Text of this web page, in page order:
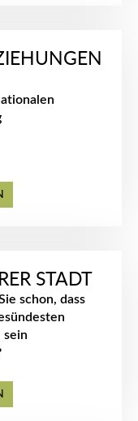
STADT
schon, dass
sein